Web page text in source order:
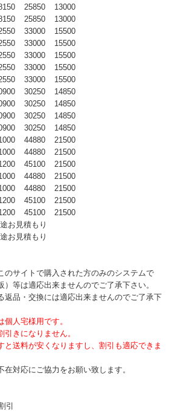
25850
13000
25850
13000
33000
15500
33000
15500
33000
15500
33000
15500
33000
15500
30250
14850
30250
14850
30250
14850
30250
14850
44880
21500
44880
21500
45100
21500
44880
21500
44880
21500
45100
21500
45100
21500
お見積もり
お見積もり
のサイトで購入された方のみのシステムで
等は適応出来ませんのでご了承下さい。
返品・交換には適応出来ませんのでご了承下
人宅様用です。
きになりません。
と送料が安くなりますし、割引も適応できま
対応にご協力をお願い致します。
引